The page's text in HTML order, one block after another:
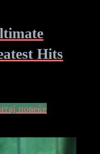
Hits
повеќе